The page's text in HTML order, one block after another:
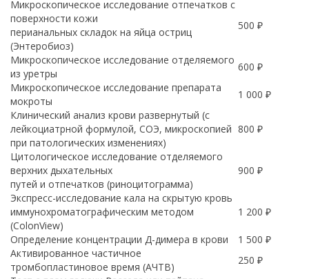
Микроскопическое исследование отпечатков с
поверхности кожи
перианальных складок на яйца остриц
(Энтеробиоз)
500 ₽
Микроскопическое исследование отделяемого
из уретры
600 ₽
Микроскопическое исследование препарата
мокроты
1 000 ₽
Клинический анализ крови развернутый (с
лейкоциатрной формулой, СОЭ, микроскопией
при патологических изменениях)
800 ₽
Цитологическое исследование отделяемого
верхних дыхательных
путей и отпечатков (риноцитограмма)
900 ₽
Экспресс-исследование кала на скрытую кровь
иммунохроматографическим методом
(ColonView)
1 200 ₽
Определение концентрации Д-димера в крови
1 500 ₽
Активированное частичное
тромбопластиновое время (АЧТВ)
250 ₽